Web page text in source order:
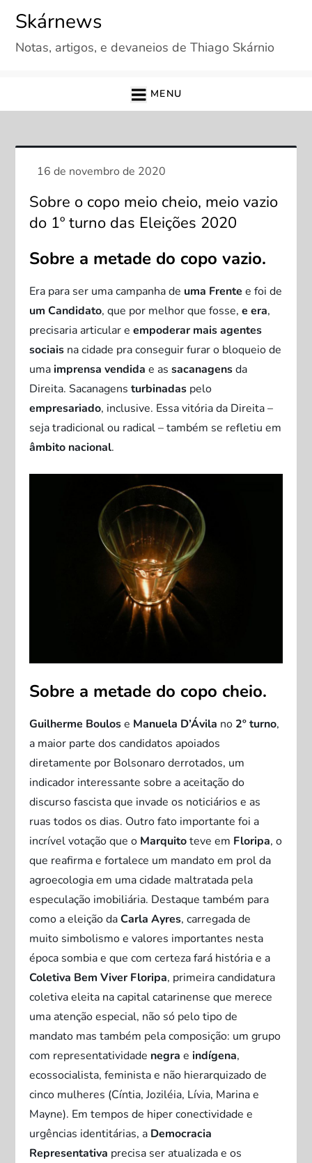
content
Skárnews
Notas, artigos, e devaneios de Thiago Skárnio
MENU
Sobre o copo meio cheio, meio vazio
do 1º turno das Eleições 2020
Sobre a metade do copo vazio.
Era para ser uma campanha de uma Frente e foi de
um Candidato, que por melhor que fosse,e era,
precisaria articular eempoderar mais agentes
sociais na cidade pra conseguir furar o bloqueio de
umaimprensa vendida e assacanagensda
Direita. Sacanagensturbinadas pelo
empresariado, inclusive. Essa vitória da Direita –
seja tradicional ou radical – também se refletiu em
âmbito nacional.
Sobre a metade do copo cheio.
Guilherme Boulose Manuela D’Ávila no 2º turno,
a maior parte dos candidatos apoiados
diretamente por Bolsonaro derrotados, um
indicador interessante sobre a aceitação do
discurso fascista que invade os noticiários e as
ruas todos os dias. Outro fato importante foi a
incrível votação que o Marquitoteve em Floripa, o
que reafirma e fortalece um mandato em prol da
agroecologia em uma cidade maltratada pela
especulação imobiliária. Destaque também para
como a eleição daCarla Ayres, carregada de
muito simbolismo e valores importantes nesta
época sombia e que com certeza fará história e a
Coletiva Bem Viver Floripa, primeira candidatura
coletiva eleita na capital catarinense que merece
uma atenção especial, não só pelo tipo de
mandato mas também pela composição: um grupo
com representatividade negra eindígena,
ecossocialista, feminista e não hierarquizado de
cinco mulheres (Cíntia, Joziléia, Lívia, Marina e
Mayne). Em tempos de hiper conectividade e
urgências identitárias, a Democracia
Representativa precisa ser atualizada e os